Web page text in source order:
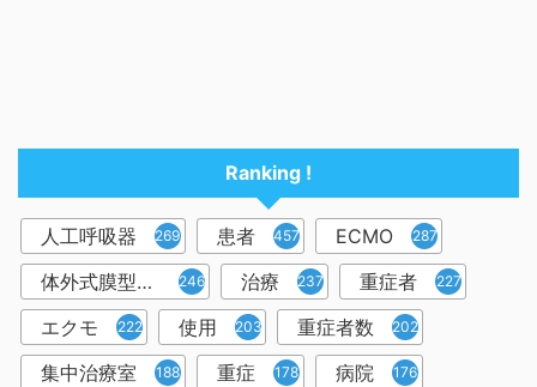
Ranking !
人工呼吸器 2698 患者 457 ECMO 287
体外式膜型人工肺 246 治療 237 重症者 227
エクモ 222 使用 203 重症者数 202
集中治療室 188 重症 178 病院 176